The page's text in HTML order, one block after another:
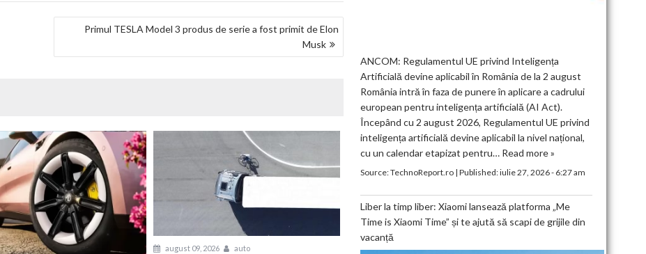
Primul TESLA Model 3 produs de serie a fost primit de Elon
Musk
august 09, 2026 auto
ANCOM: Regulamentul UE privind Inteligența
Artificială devine aplicabil în România de la 2 august
România intră în faza de punere în aplicare a cadrului
european pentru inteligența artificială (AI Act).
Începând cu 2 august 2026, Regulamentul UE privind
inteligența artificială devine aplicabil la nivel național,
cu un calendar etapizat pentru… Read more »
Source:TechnoReport.ro| Published:iulie 27, 2026 - 6:27 am
Liber la timp liber: Xiaomi lansează platforma „Me
Time is Xiaomi Time” și te ajută să scapi de grijile din
vacanță